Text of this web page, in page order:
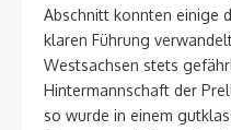
Abschnitt konnten einige
klaren Führung
Westsachsen stets
Hintermannschaft der
so wurde in einem